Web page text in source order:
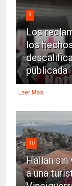
9
Los
los
publicada
Leer Mas
10
Hallan sin
a una